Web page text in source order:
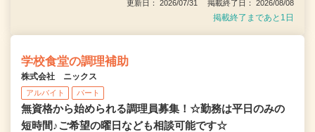
更新日： 2026/07/31 掲載終了日： 2026/08/08
掲載終了まであと1日
学校食堂の調理補助
株式会社 ニックス
アルバイト パート
無資格から始められる調理員募集！☆勤務は平日のみの
短時間♪ご希望の曜日なども相談可能です☆